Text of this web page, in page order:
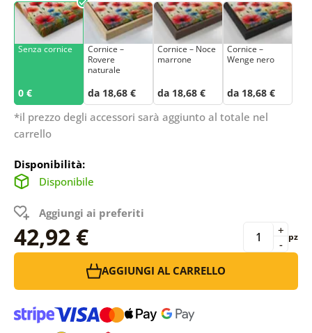
Senza cornice
0 €
Cornice –
Rovere
naturale
da 18,68 €
Cornice – Noce
marrone
da 18,68 €
Cornice –
Wenge nero
da 18,68 €
*il prezzo degli accessori sarà aggiunto al totale nel
carrello
Disponibilità:
Disponibile
Aggiungi ai preferiti
42,92 € -
+ pz
AGGIUNGI AL CARRELLO